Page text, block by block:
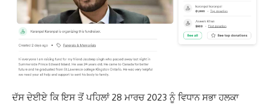
ਦੱਸ ਦੇਈਏ ਕਿ ਇਸ ਤੋਂ ਪਹਿਲਾਂ 28 ਮਾਰਚ 2023 ਨੂੰ ਵਿਧਾਨ ਸਭਾ ਹਲਕਾ